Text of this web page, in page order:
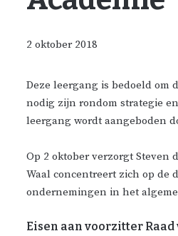
2 oktober 2018
Deze leergang is bedoeld om
nodig zijn rondom strategie
leergang wordt aangeboden
Op 2 oktober verzorgt Steven
Waal concentreert zich op de
ondernemingen in het
Eisen aan voorzitter Raad